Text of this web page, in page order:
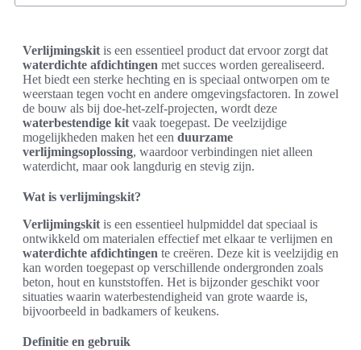
Verlijmingskit is een essentieel product dat ervoor zorgt dat
waterdichte afdichtingen met succes worden gerealiseerd.
Het biedt een sterke hechting en is speciaal ontworpen om te
weerstaan tegen vocht en andere omgevingsfactoren. In zowel
de bouw als bij doe-het-zelf-projecten, wordt deze
waterbestendige kit vaak toegepast. De veelzijdige
mogelijkheden maken het een duurzame
verlijmingsoplossing, waardoor verbindingen niet alleen
waterdicht, maar ook langdurig en stevig zijn.
Wat is verlijmingskit?
Verlijmingskit is een essentieel hulpmiddel dat speciaal is
ontwikkeld om materialen effectief met elkaar te verlijmen en
waterdichte afdichtingen te creëren. Deze kit is veelzijdig en
kan worden toegepast op verschillende ondergronden zoals
beton, hout en kunststoffen. Het is bijzonder geschikt voor
situaties waarin waterbestendigheid van grote waarde is,
bijvoorbeeld in badkamers of keukens.
Definitie en gebruik